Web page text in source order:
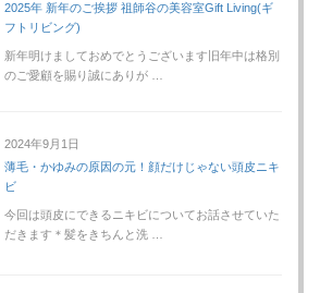
2025年 新年のご挨拶 祖師谷の美容室Gift Living(ギ
フトリビング)
新年明けましておめでとうございます旧年中は格別
のご愛顧を賜り誠にありが …
2024年9月1日
薄毛・かゆみの原因の元！顔だけじゃない頭皮ニキ
ビ
今回は頭皮にできるニキビについてお話させていた
だきます＊髪をきちんと洗 …